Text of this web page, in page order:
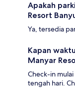
Apakah
Resort
Ya, tersedia
Kapan
Manyar
Check-in
tengah hari.